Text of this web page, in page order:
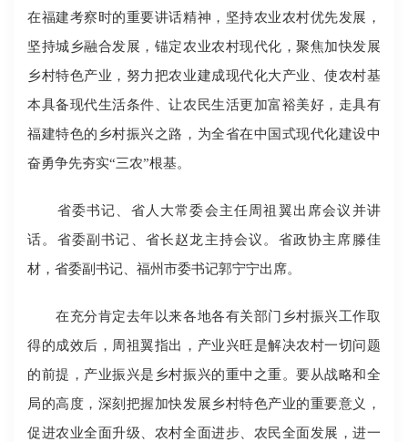
在福建考察时的重要讲话精神，坚持农业农村优先发展，
坚持城乡融合发展，锚定农业农村现代化，聚焦加快发展
乡村特色产业，努力把农业建成现代化大产业、使农村基
本具备现代生活条件、让农民生活更加富裕美好，走具有
福建特色的乡村振兴之路，为全省在中国式现代化建设中
奋勇争先夯实“三农”根基。
省委书记、省人大常委会主任周祖翼出席会议并讲
话。省委副书记、省长赵龙主持会议。省政协主席滕佳
材，省委副书记、福州市委书记郭宁宁出席。
在充分肯定去年以来各地各有关部门乡村振兴工作取
得的成效后，周祖翼指出，产业兴旺是解决农村一切问题
的前提，产业振兴是乡村振兴的重中之重。要从战略和全
局的高度，深刻把握加快发展乡村特色产业的重要意义，
促进农业全面升级、农村全面进步、农民全面发展，进一